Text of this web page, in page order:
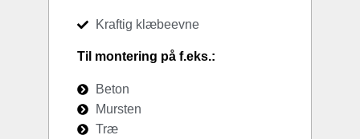
Kraftig klæbeevne
Til montering på f.eks.:
Beton
Mursten
Træ